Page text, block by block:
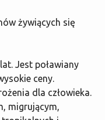
żywiących się
Jest poławiany
ceny.
dla człowieka.
migrującym,